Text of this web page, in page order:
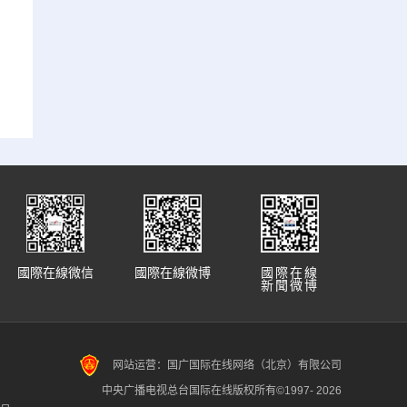
國際在線
新聞微博
國際在線微博
國際在線微信
网站运营：国广国际在线网络（北京）有限公司
中央广播电视总台国际在线版权所有©1997- 2026